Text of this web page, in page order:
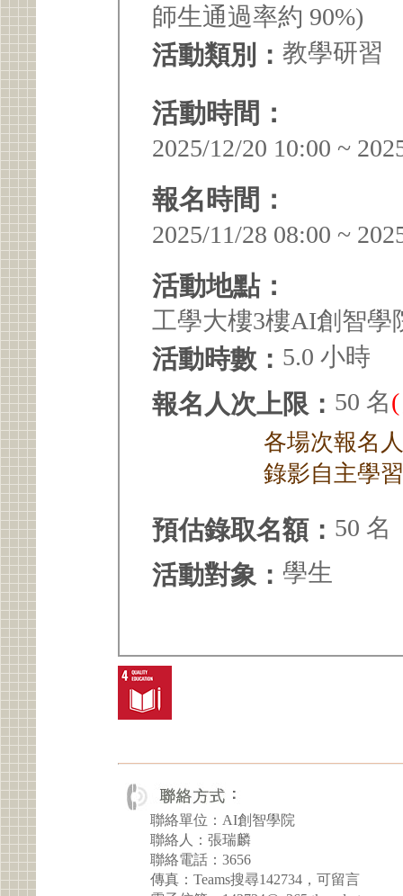
師生通過率約 90%)
活動類別： 教學研習
活動時間：
2025/12/20 10:00 ~
報名時間：
2025/11/28 08:00 ~
活動地點：
工學大樓3樓AI創智學
活動時數： 5.0 小時
報名人次上限： 50 名
各場次報名
錄影自主學
預估錄取名額： 50 名
活動對象： 學生
聯絡單位：AI創智學院
聯絡人：張瑞麟
聯絡電話：3656
傳真：Teams搜尋142734，可留言